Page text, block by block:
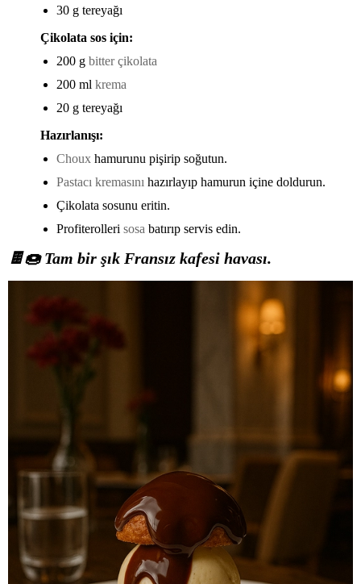
30 g tereyağı
Çikolata sos için:
200 g bitter çikolata
200 ml krema
20 g tereyağı
Hazırlanışı:
Choux hamurunu pişirip soğutun.
Pastacı kremasını hazırlayıp hamurun içine doldurun.
Çikolata sosunu eritin.
Profiterolleri sosa batırıp servis edin.
🍫🍩 Tam bir şık Fransız kafesi havası.